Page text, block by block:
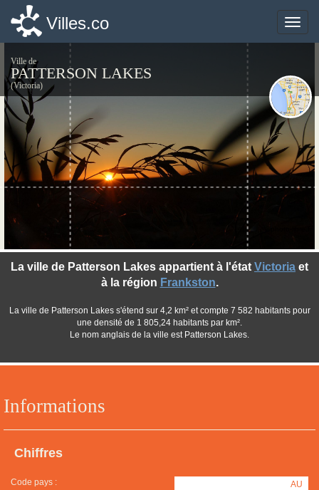
Toggle
Villes.co
Ville de
PATTERSON LAKES
(Victoria)
Informations
Chiffres
Code pays : AU
La ville de Patterson Lakes appartient à l'état Victoria et
à la région Frankston.
La ville de Patterson Lakes s'étend sur 4,2 km² et compte 7 582 habitants pour
une densité de 1 805,24 habitants par km².
Le nom anglais de la ville est Patterson Lakes.
Toggle
Villes.co